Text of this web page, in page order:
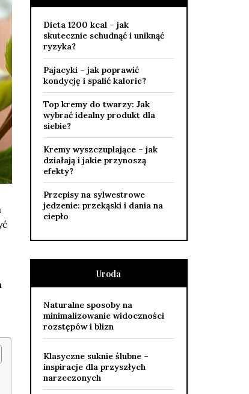
Dieta 1200 kcal – jak
skutecznie schudnąć i uniknąć
ryzyka?
Pajacyki – jak poprawić
kondycję i spalić kalorie?
Top kremy do twarzy: Jak
wybrać idealny produkt dla
siebie?
Kremy wyszczuplające – jak
działają i jakie przynoszą
efekty?
Przepisy na sylwestrowe
jedzenie: przekąski i dania na
ciepło
Uroda
Naturalne sposoby na
minimalizowanie widoczności
rozstępów i blizn
Klasyczne suknie ślubne –
inspiracje dla przyszłych
narzeczonych